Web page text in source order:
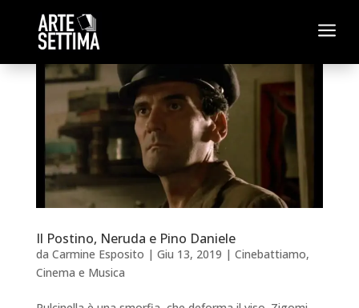
a
Il Postino, Neruda e Pino Daniele
da Carmine Esposito | Giu 13, 2019 | Cinebattiamo,
Cinema e Musica